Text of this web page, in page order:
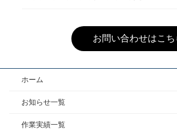
お問い合わせはこち
ホーム
お知らせ一覧
作業実績一覧